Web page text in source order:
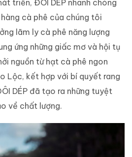
triển, ĐÔI DÉP nhanh chóng
cà phê của chúng tôi
lãm ly cà phê năng lượng
ứng những giấc mơ và hội tụ
nguồn từ hạt cà phê ngon
Lộc, kết hợp với bí quyết rang
DÉP đã tạo ra những tuyệt
về chất lượng.